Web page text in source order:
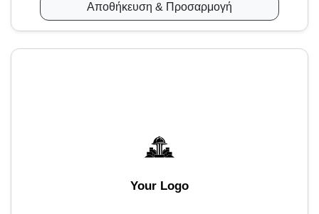
Αποθήκευση & Προσαρμογή
Your Logo